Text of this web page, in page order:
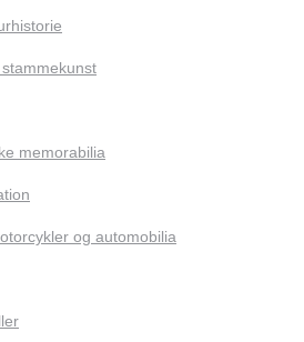
memorabilia
og automobilia